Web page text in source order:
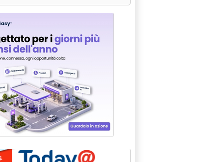
IL GAS (+3,8%)'